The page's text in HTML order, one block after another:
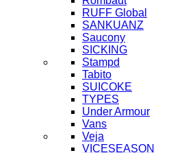
RUFF Global
SANKUANZ
Saucony
SICKING
Stampd
Tabito
SUICOKE
TYPES
Under Armour
Vans
Veja
VICESEASON